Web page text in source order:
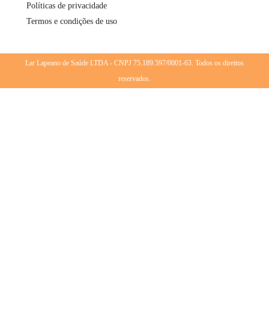
Políticas de privacidade
Termos e condições de uso
Lar Lapeano de Saúde LTDA - CNPJ 75.189.597/0001-63. Todos os direitos
reservados.